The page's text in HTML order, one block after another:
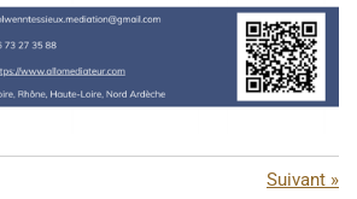
Suivant »